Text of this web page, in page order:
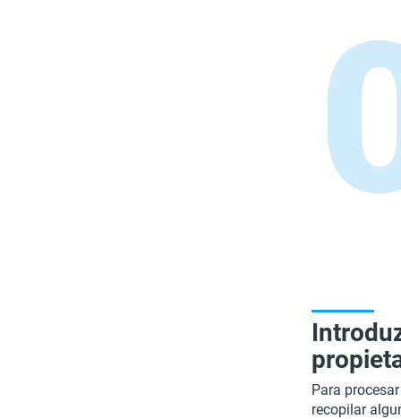
Para
recopilar